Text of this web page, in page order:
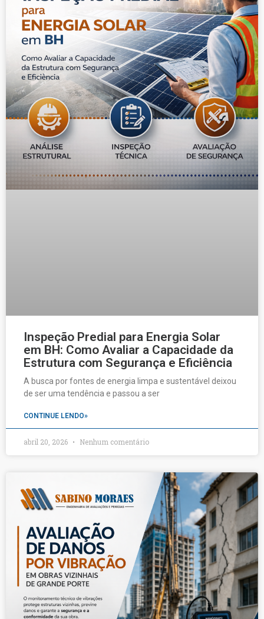
Inspeção Predial para Energia Solar
em BH: Como Avaliar a Capacidade da
Estrutura com Segurança e Eficiência
A busca por fontes de energia limpa e sustentável deixou
de ser uma tendência e passou a ser
CONTINUE LENDO»
abril 20, 2026 Nenhum comentário